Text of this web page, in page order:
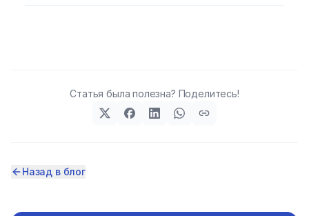
Статья была полезна? Поделитесь!
Назад в блог